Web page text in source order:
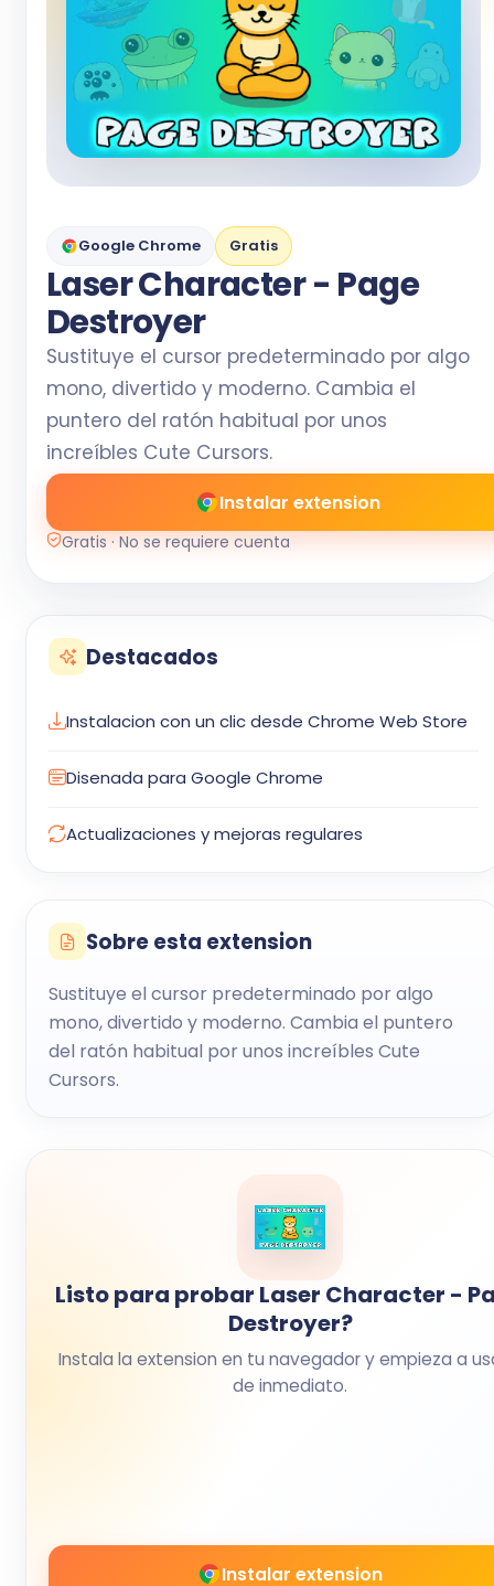
Google Chrome Gratis
Laser Character - Page
Destroyer
Sustituye el cursor predeterminado por algo
mono, divertido y moderno. Cambia el
puntero del ratón habitual por unos
increíbles Cute Cursors.
Instalar extension
Gratis · No se requiere cuenta
Destacados
Instalacion con un clic desde Chrome Web Store
Disenada para Google Chrome
Actualizaciones y mejoras regulares
Sobre esta extension
Sustituye el cursor predeterminado por algo
mono, divertido y moderno. Cambia el puntero
del ratón habitual por unos increíbles Cute
Cursors.
Listo para probar Laser Character -
Destroyer?
Instala la extension en tu navegador y empieza a
de inmediato.
Instalar extension